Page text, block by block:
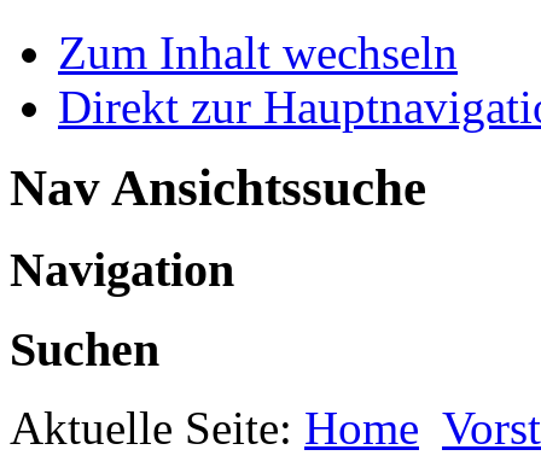
Zum Inhalt wechseln
Direkt zur
Nav Ansichtssuche
Navigation
Suchen
Aktuelle Seite: Home